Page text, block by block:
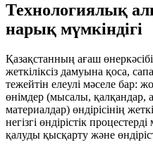
Технологиялық
нарық мүмкіндігі
Қазақстанның ағаш
жеткіліксіз дамуына қоса,
тежейтін елеулі мәселе бар:
өнімдер (мысалы, қалқандар,
материалдар) өндірісінің
негізгі өндірістік
қалуды қысқарту және